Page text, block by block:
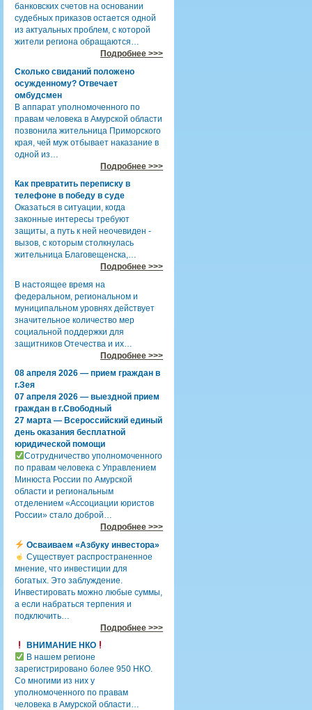
банковских счетов на основании
судебных приказов остается одной
из актуальных проблем, с которой
жители региона обращаются…
Подробнее >>>
Сколько свиданий положено
осужденному? Отвечает
омбудсмен
В аппарат уполномоченного по
правам человека в Амурской области
позвонила жительница Приморского
края, чей муж отбывает наказание в
одной из…
Подробнее >>>
Как превратить переписку в
телефоне в победу в суде
Оказаться в ситуации, когда
законные интересы требуют
защиты, а путь к ней неочевиден -
вызов, с которым столкнулась
жительница Благовещенска,…
Подробнее >>>
В настоящее время на
федеральном, региональном и
муниципальном уровнях действует
значительное количество мер
социальной поддержки для
защитников Отечества и их…
Подробнее >>>
08 апреля 2026 — прием граждан в
г.Зея
07 апреля 2026 — выездной прием
граждан в г.Свободный
27 марта — Всероссийский единый
день оказания бесплатной
юридической помощи
Сотрудничество уполномоченного
по правам человека с Управлением
Минюста России по Амурской
области и региональным
отделением «Ассоциации юристов
России» стало доброй…
Подробнее >>>
Осваиваем «Азбуку инвестора»
Существует распространенное
мнение, что инвестиции для
богатых. Это заблуждение.
Инвестировать можно любые суммы,
а если набраться терпения и
подключить…
Подробнее >>>
ВНИМАНИЕ НКО
В нашем регионе
зарегистрировано более 950 НКО.
Со многими из них у
уполномоченного по правам
человека в Амурской области…